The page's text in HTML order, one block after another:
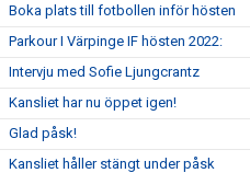
Boka plats till fotbollen inför hösten
Parkour I Värpinge IF hösten 2022:
Intervju med Sofie Ljungcrantz
Kansliet har nu öppet igen!
Glad påsk!
Kansliet håller stängt under påsk